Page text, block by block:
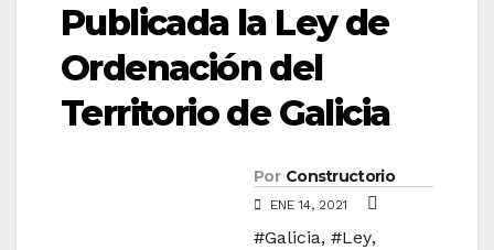
Publicada la Ley de
Ordenación del
Territorio de Galicia
Por Constructorio
ENE 14, 2021
#Galicia, #Ley,